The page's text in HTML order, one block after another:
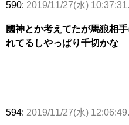
590: 2019/11/27(水)
國神とか考えてたが馬狼相
れてるしやっぱり千切かな
594: 2019/11/27(水)